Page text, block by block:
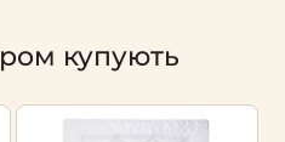
купують